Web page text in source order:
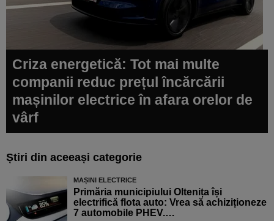
Criza energetică: Tot mai multe
companii reduc prețul încărcării
mașinilor electrice în afara orelor de
vârf
Știri din aceeași categorie
MAȘINI ELECTRICE
Primăria municipiului Oltenița își
electrifică flota auto: Vrea să achiziționeze
7 automobile PHEV.…